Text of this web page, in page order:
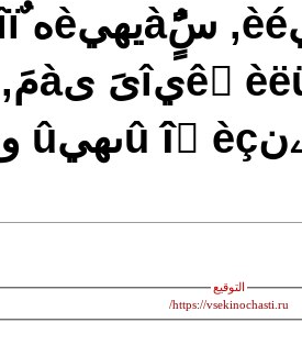
ًàçًûâه îٍيîّهيèé, سًٌٍàيهيèه ٌîïهًيèِû,
خلًàٍèٍüٌے ê ٌèëüيîىَ ىàمَ, آهًيٍَü